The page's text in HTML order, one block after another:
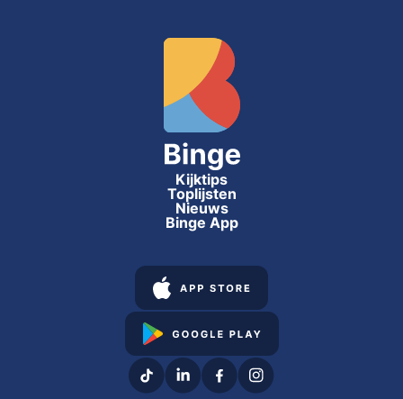
Kijktips
Toplijsten
Nieuws
Binge App